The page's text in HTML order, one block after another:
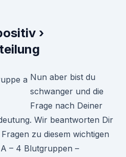
›
Nun aber bist du
schwanger und die
Frage nach Deiner
Wir beantworten Dir
zu diesem wichtigen
– 4 Blutgruppen –